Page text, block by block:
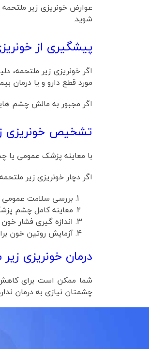
عوارض خونریزی زیر
شوید.
پیشگیری از
اگر خونریزی زیر
مورد قطع دارو و یا درمان
اگر مجبور به مالش چشم
تشخیص خونریزی
با معاینه پزشک عمومی
اگر دچار خونریزی زیر
بررسی سلامت عمومی
معاینه کامل چشم
اندازه گیری فشار خون
آزمایش روتین خون
درمان خونریزی
شما ممکن است برای
چشمتان نیازی به درمان